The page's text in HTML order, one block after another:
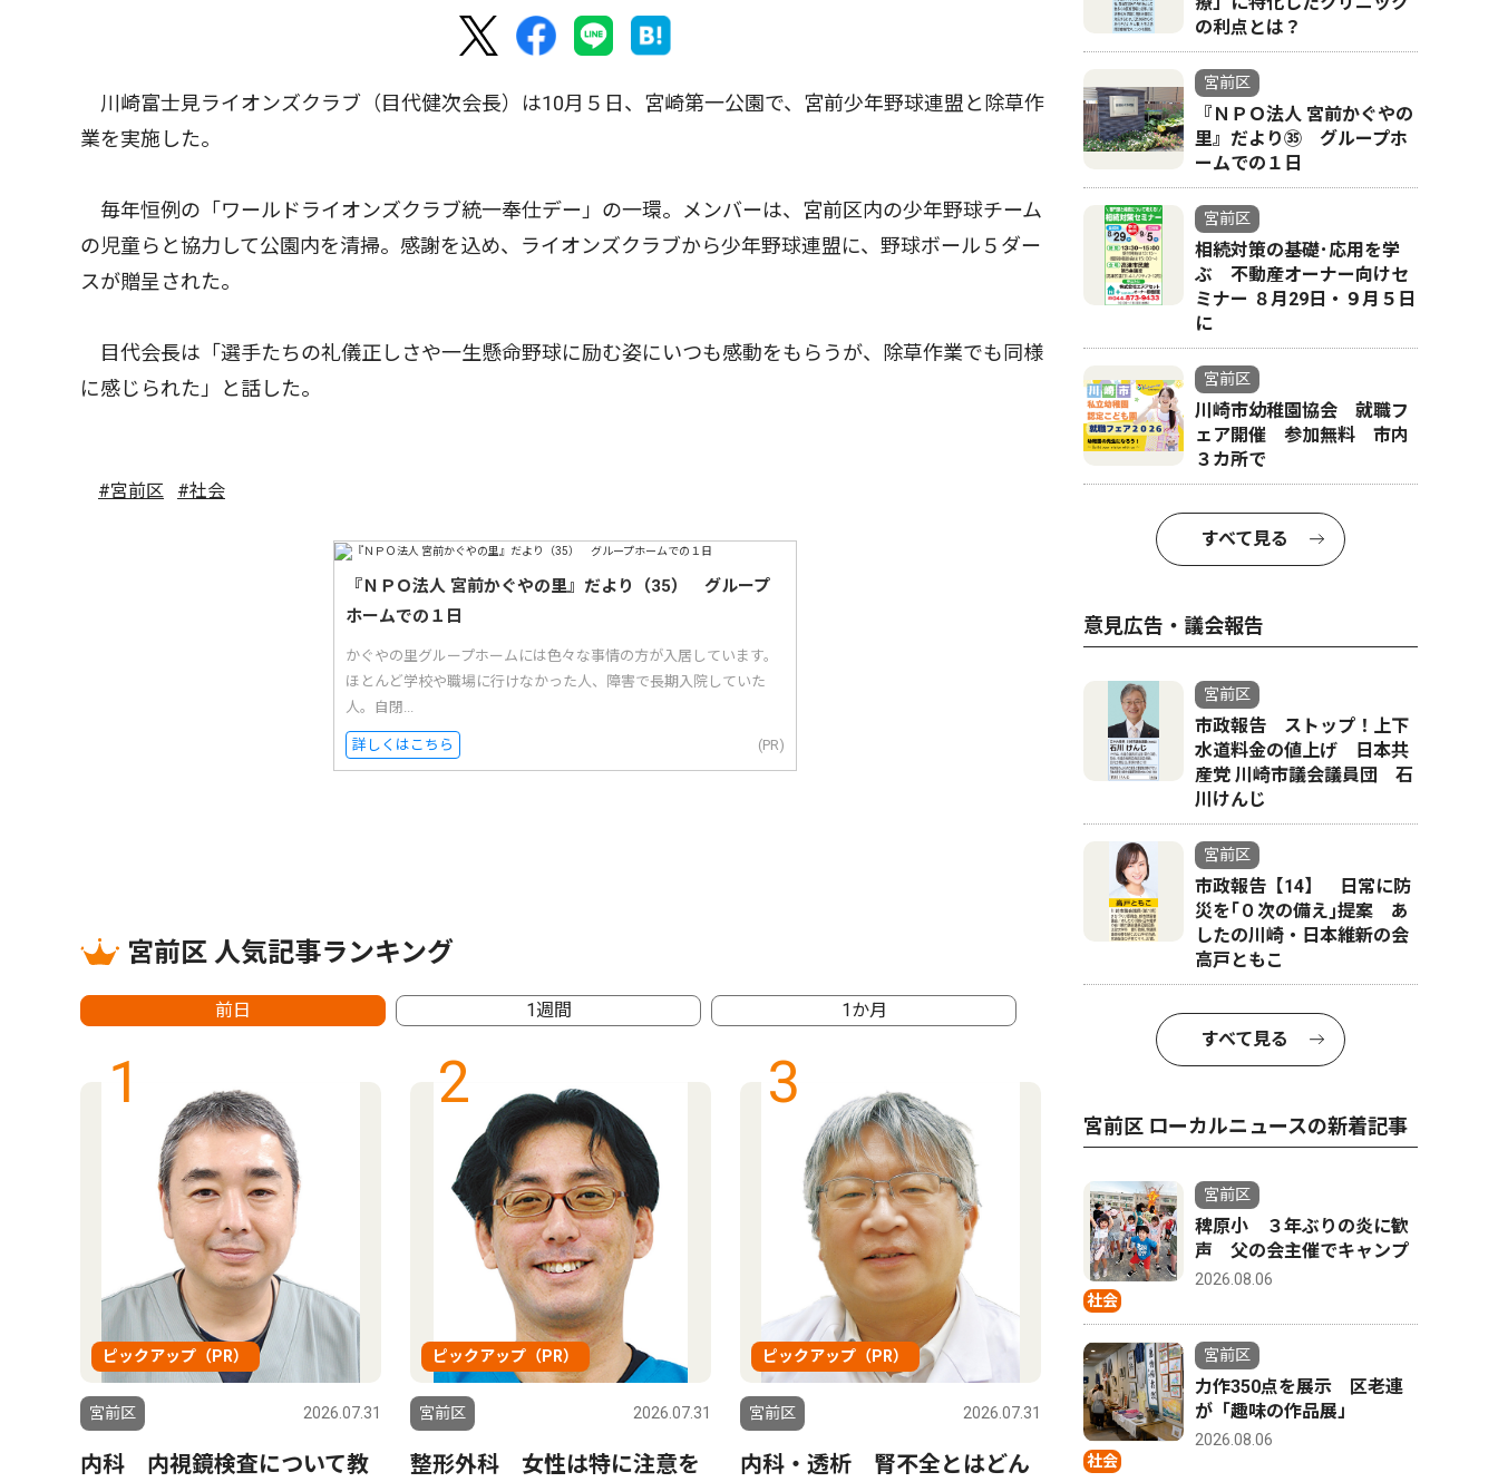
川崎富士見ライオンズクラブ（目代健次会長）は10月５日、宮崎第一公園で、宮前少年野球連盟と除草作
業を実施した。
毎年恒例の「ワールドライオンズクラブ統一奉仕デー」の一環。メンバーは、宮前区内の少年野球チーム
の児童らと協力して公園内を清掃。感謝を込め、ライオンズクラブから少年野球連盟に、野球ボール５ダー
スが贈呈された。
目代会長は「選手たちの礼儀正しさや一生懸命野球に励む姿にいつも感動をもらうが、除草作業でも同様
に感じられた」と話した。
#宮前区 #社会
『ＮＰＯ法人 宮前かぐやの里』だより（35） グループ
ホームでの１日
かぐやの里グループホームには色々な事情の方が入居しています。
ほとんど学校や職場に行けなかった人、障害で長期入院していた
人。自閉...
詳しくはこちら (PR)
宮前区 人気記事ランキング
前日 1週間 1か月
1
ピックアップ（PR）
宮前区 2026.07.31
内科 内視鏡検査について教
2
ピックアップ（PR）
宮前区 2026.07.31
整形外科 女性は特に注意を
3
ピックアップ（PR）
宮前区 2026.07.31
内科・透析 腎不全とはどん
社会
宮前区 2026.07.08
宮前区役所向かい、書店跡地
の利点とは？
宮前区
『ＮＰＯ法人 宮前かぐやの
里』だより㉟ グループホ
ームでの１日
宮前区
相続対策の基礎･応用を学
ぶ 不動産オーナー向けセ
ミナー ８月29日・９月５日
に
宮前区
川崎市幼稚園協会 就職フ
ェア開催 参加無料 市内
３カ所で
すべて見る
意見広告・議会報告
宮前区
市政報告 ストップ！上下
水道料金の値上げ 日本共
産党 川崎市議会議員団 石
川けんじ
宮前区
市政報告【14】 日常に防
災を｢０次の備え｣提案 あ
したの川崎・日本維新の会
高戸ともこ
すべて見る
宮前区 ローカルニュースの新着記事
社会
宮前区
稗原小 ３年ぶりの炎に歓
声 父の会主催でキャンプ
2026.08.06
社会
宮前区
力作350点を展示 区老連
が「趣味の作品展」
2026.08.06